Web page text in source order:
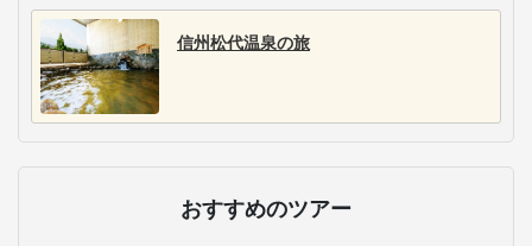
信州松代温泉の旅
おすすめのツアー